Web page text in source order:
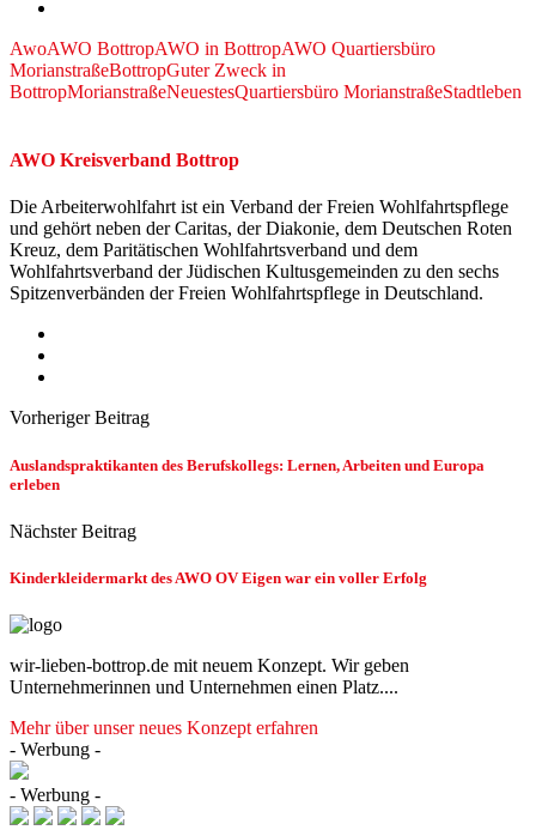
AwoAWO BottropAWO in BottropAWO Quartiersbüro
MorianstraßeBottropGuter Zweck in
BottropMorianstraßeNeuestesQuartiersbüro MorianstraßeStadtleben
AWO Kreisverband Bottrop
Die Arbeiterwohlfahrt ist ein Verband der Freien Wohlfahrtspflege
und gehört neben der Caritas, der Diakonie, dem Deutschen Roten
Kreuz, dem Paritätischen Wohlfahrtsverband und dem
Wohlfahrtsverband der Jüdischen Kultusgemeinden zu den sechs
Spitzenverbänden der Freien Wohlfahrtspflege in Deutschland.
Vorheriger Beitrag
Auslandspraktikanten des Berufskollegs: Lernen, Arbeiten und Europa
erleben
Nächster Beitrag
Kinderkleidermarkt des AWO OV Eigen war ein voller Erfolg
wir-lieben-bottrop.de mit neuem Konzept. Wir geben
Unternehmerinnen und Unternehmen einen Platz....
Mehr über unser neues Konzept erfahren
- Werbung -
- Werbung -